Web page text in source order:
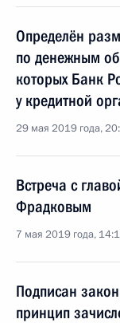
Определён
по денежным
которых Банк
у кредитной
29 мая 2019 года,
Встреча с
Фрадковым
7 мая 2019 года,
Подписан
принцип